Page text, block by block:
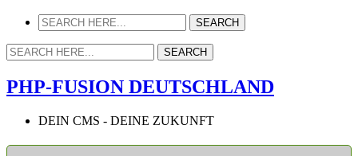
PHP-FUSION DEUTSCHLAND
DEIN CMS - DEINE ZUKUNFT